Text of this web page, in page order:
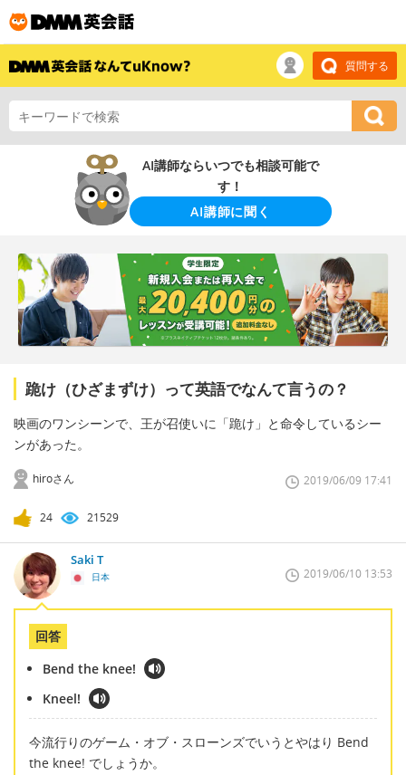
質問する
AI講師ならいつでも相談可能で
す！
AI講師に聞く
跪け（ひざまずけ）って英語でなんて言うの？
映画のワンシーンで、王が召使いに「跪け」と命令しているシー
ンがあった。
hiroさん 2019/06/09 17:41
24 21529
Saki T
日本 2019/06/10 13:53
回答
Bend the knee!
Kneel!
今流行りのゲーム・オブ・スローンズでいうとやはり Bend
the knee! でしょうか。